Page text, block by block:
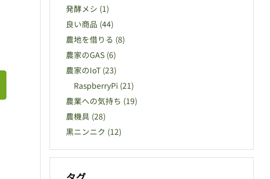
発酵メシ (1)
良い商品 (44)
農地を借りる (8)
農家のGAS (6)
農家のIoT (23)
RaspberryPi (21)
農業への気持ち (19)
農機具 (28)
黒ニンニク (12)